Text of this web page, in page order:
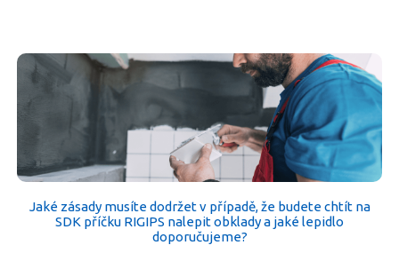
Jaké zásady musíte dodržet v případě, že budete chtít na
SDK příčku RIGIPS nalepit obklady a jaké lepidlo
doporučujeme?